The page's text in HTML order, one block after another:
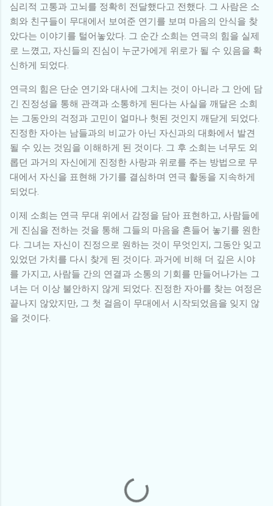
심리적 고통과 고뇌를 정확히 전달했다고 전했다. 그 사람은 소
희와 친구들이 무대에서 보여준 연기를 보며 마음의 안식을 찾
았다는 이야기를 털어놓았다. 그 순간 소희는 연극의 힘을 실제
로 느꼈고, 자신들의 진심이 누군가에게 위로가 될 수 있음을 확
신하게 되었다.
연극의 힘은 단순 연기와 대사에 그치는 것이 아니라 그 안에 담
긴 진정성을 통해 관객과 소통하게 된다는 사실을 깨달은 소희
는 그동안의 걱정과 고민이 얼마나 헛된 것인지 깨닫게 되었다.
진정한 자아는 남들과의 비교가 아닌 자신과의 대화에서 발견
될 수 있는 것임을 이해하게 된 것이다. 그 후 소희는 너무도 외
롭던 과거의 자신에게 진정한 사랑과 위로를 주는 방법으로 무
대에서 자신을 표현해 가기를 결심하며 연극 활동을 지속하게
되었다.
이제 소희는 연극 무대 위에서 감정을 담아 표현하고, 사람들에
게 진심을 전하는 것을 통해 그들의 마음을 흔들어 놓기를 원한
다. 그녀는 자신이 진정으로 원하는 것이 무엇인지, 그동안 잊고
있었던 가치를 다시 찾게 된 것이다. 과거에 비해 더 깊은 시야
를 가지고, 사람들 간의 연결과 소통의 기회를 만들어나가는 그
녀는 더 이상 불안하지 않게 되었다. 진정한 자아를 찾는 여정은
끝나지 않았지만, 그 첫 걸음이 무대에서 시작되었음을 잊지 않
을 것이다.